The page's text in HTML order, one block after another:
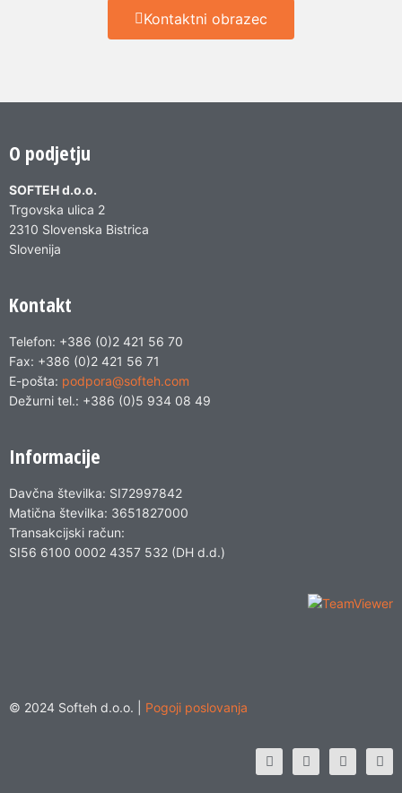
Kontaktni obrazec
O podjetju
SOFTEH d.o.o.
Trgovska ulica 2
2310 Slovenska Bistrica
Slovenija
Kontakt
Telefon: +386 (0)2 421 56 70
Fax: +386 (0)2 421 56 71
E-pošta: podpora@softeh.com
Dežurni tel.: +386 (0)5 934 08 49
Informacije
Davčna številka: SI72997842
Matična številka: 3651827000
Transakcijski račun:
SI56 6100 0002 4357 532 (DH d.d.)
© 2024 Softeh d.o.o. | Pogoji poslovanja